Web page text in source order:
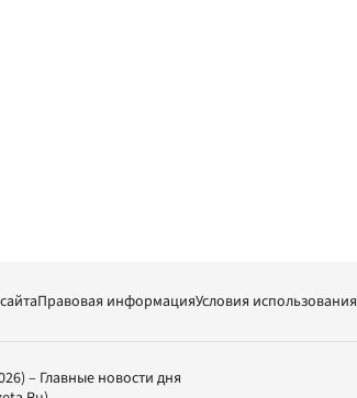
Правовая информацияУсловия использования
– Главные новости дня